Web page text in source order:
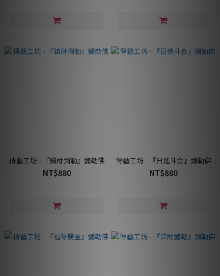
傳藝工坊 - 『鎮財彌勒』彌勒佛
NT$880
傳藝工坊 - 『日進斗金』彌勒佛
NT$880